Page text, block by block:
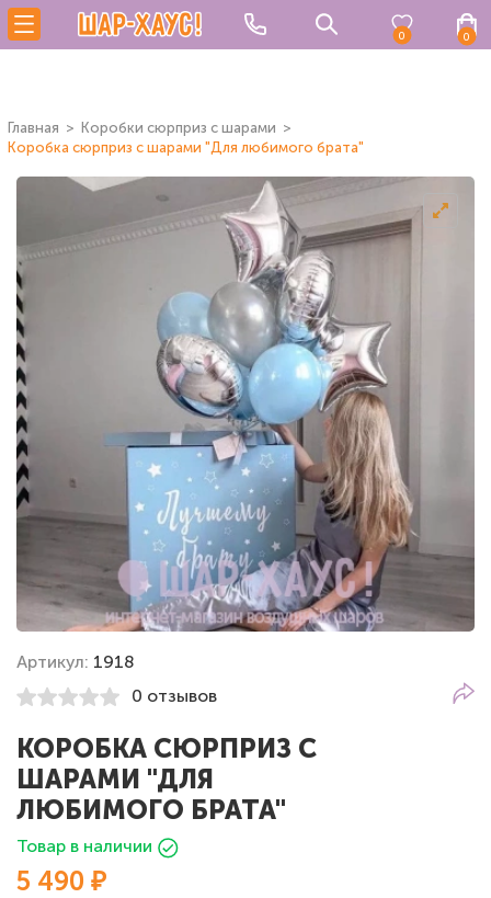
0 0
Главная
Коробки сюрприз с шарами
Коробка сюрприз с шарами "Для любимого брата"
Артикул: 1918
0 отзывов
КОРОБКА СЮРПРИЗ С
ШАРАМИ "ДЛЯ
ЛЮБИМОГО БРАТА"
Товар в наличии
5 490 ₽